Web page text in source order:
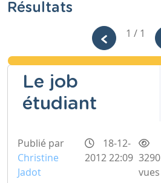
Résultats
1 / 1
Le job
étudiant
Publié par
Christine
Jadot
18-12-
2012 22:09 3290
vues